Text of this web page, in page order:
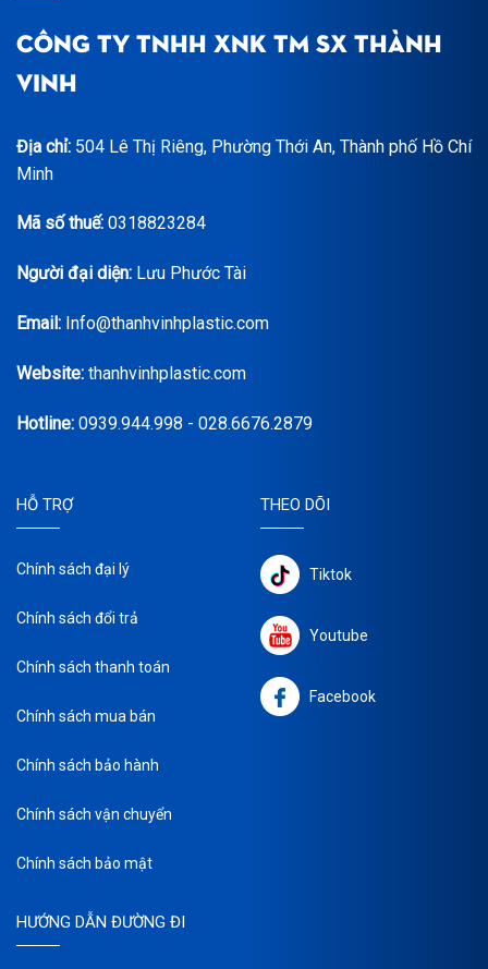
CÔNG TY TNHH XNK TM SX THÀNH
VINH
Địa chỉ: 504 Lê Thị Riêng, Phường Thới An, Thành phố Hồ Chí
Minh
Mã số thuế: 0318823284
Người đại diện: Lưu Phước Tài
Email: Info@thanhvinhplastic.com
Website: thanhvinhplastic.com
Hotline: 0939.944.998 - 028.6676.2879
HỖ TRỢ
Chính sách đại lý
Chính sách đổi trả
Chính sách thanh toán
Chính sách mua bán
Chính sách bảo hành
Chính sách vận chuyển
Chính sách bảo mật
THEO DÕI
Tiktok
Youtube
Facebook
HƯỚNG DẪN ĐƯỜNG ĐI